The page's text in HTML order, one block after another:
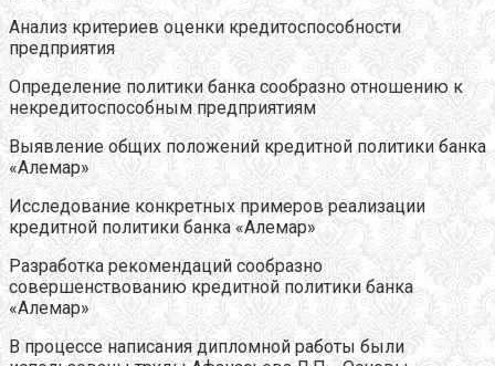
Анализ критериев оценки кредитоспособности
предприятия
Определение политики банка сообразно отношению к
некредитоспособным предприятиям
Выявление общих положений кредитной политики банка
«Алемар»
Исследование конкретных примеров реализации
кредитной политики банка «Алемар»
Разработка рекомендаций сообразно
совершенствованию кредитной политики банка
«Алемар»
В процессе написания дипломной работы были